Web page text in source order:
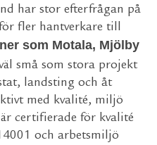
har stor efterfrågan på
fler hantverkare till
som Motala, Mjölby
små som stora projekt
landsting och åt
med kvalité, miljö
certifierade för kvalité
och arbetsmiljö